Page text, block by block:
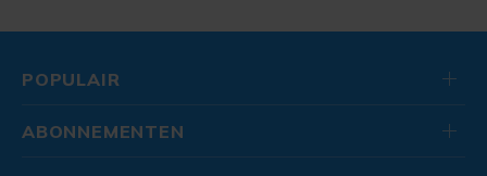
POPULAIR
ABONNEMENTEN